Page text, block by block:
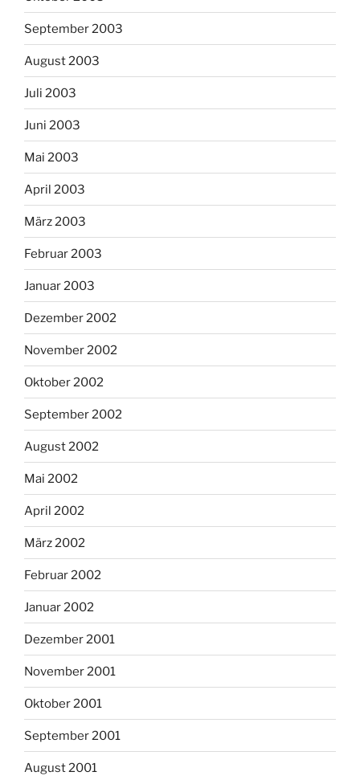
September 2003
August 2003
Juli 2003
Juni 2003
Mai 2003
April 2003
März 2003
Februar 2003
Januar 2003
Dezember 2002
November 2002
Oktober 2002
September 2002
August 2002
Mai 2002
April 2002
März 2002
Februar 2002
Januar 2002
Dezember 2001
November 2001
Oktober 2001
September 2001
August 2001